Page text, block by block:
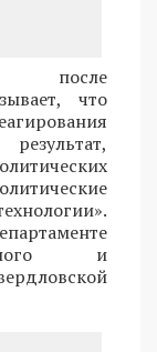
после
что
и